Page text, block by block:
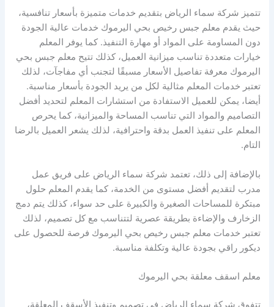
تتميز شركة سماء الرياض بتقديم خدمات متميزة بأسعار تنافسية،
حيث يقدم معلم جبس رخيص بحي اليرموك خدمات عالية الجودة
دون المساومة على المواد أو مهارة التنفيذ. كما يوفر المعلم
خيارات متعددة تناسب ميزانية العميل، كذلك تتيح معلم جبس بحي
اليرموك معرفة تفاصيل الأسعار مسبقًا لتجنب أي مفاجآت، لذلك
تعتبر خدمات المعلم مثالية لكل من يريد الجودة بأسعار مناسبة.
أيضا، يمكن للعميل الاستفادة من استشارات المعلم لتحديد أفضل
التصاميم والمواد التي تناسب المساحة والميزانية، كما يحرص
المعلم على تنفيذ العمل بدقة واحترافية، لذلك يشعر العميل بالرضا
التام.
بالإضافة إلى ذلك، تعتمد شركة سماء الرياض على فريق عمل
مدرب لتقديم أفضل مستوى من الخدمة، كما يقدم المعلم حلول
مبتكرة للمساحات الصغيرة والكبيرة على حد سواء، كذلك يتم دمج
الزخارف والإضاءة بطريقة عصرية لتتناسب مع كل تصميم، لذلك
تعتبر خدمات معلم جبس رخيص بحي اليرموك فرصة للحصول على
ديكور راقي بجودة عالية وتكلفة مناسبة.
معلم اسقف معلقة بحي اليرموك
تتفوق شركة سماء الرياض في تصميم وتنفيذ الأسقف المعلقة،